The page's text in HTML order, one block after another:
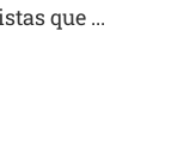
que ...